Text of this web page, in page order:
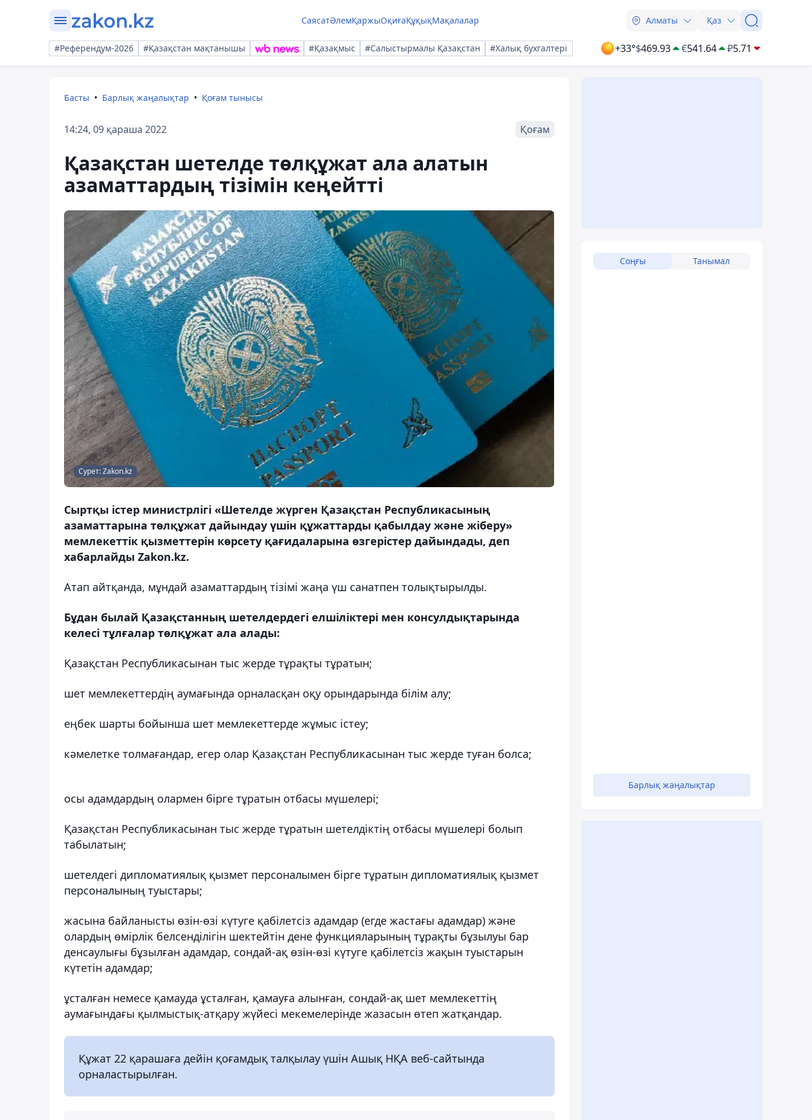
СаясатӘлемҚаржыОқиғаҚұқықМақалалар Алматы Қаз
#Референдум-2026 #Қазақстан мақтанышы #Қазақмыс #Салыстырмалы Қазақстан #Халық бухгалтері +33°$469.93 €541.64 ₽5.71
Басты Барлық жаңалықтар Қоғам тынысы
14:24, 09 қараша 2022 Қоғам
Қазақстан шетелде төлқұжат ала алатын
азаматтардың тізімін кеңейтті
Сурет: Zakon.kz
Сыртқы істер министрлігі «Шетелде жүрген Қазақстан Республикасының
азаматтарына төлқұжат дайындау үшін құжаттарды қабылдау және жіберу»
мемлекеттік қызметтерін көрсету қағидаларына өзгерістер дайындады, деп
хабарлайды Zakon.kz.
Атап айтқанда, мұндай азаматтардың тізімі жаңа үш санатпен толықтырылды.
Бұдан былай Қазақстанның шетелдердегі елшіліктері мен консулдықтарында
келесі тұлғалар төлқұжат ала алады:
Қазақстан Республикасынан тыс жерде тұрақты тұратын;
шет мемлекеттердің аумағында орналасқан оқу орындарында білім алу;
еңбек шарты бойынша шет мемлекеттерде жұмыс істеу;
кәмелетке толмағандар, егер олар Қазақстан Республикасынан тыс жерде туған болса;
осы адамдардың олармен бірге тұратын отбасы мүшелері;
Қазақстан Республикасынан тыс жерде тұратын шетелдіктің отбасы мүшелері болып
табылатын;
шетелдегі дипломатиялық қызмет персоналымен бірге тұратын дипломатиялық қызмет
персоналының туыстары;
жасына байланысты өзін-өзі күтуге қабілетсіз адамдар (егде жастағы адамдар) және
олардың өмірлік белсенділігін шектейтін дене функцияларының тұрақты бұзылуы бар
денсаулығы бұзылған адамдар, сондай-ақ өзін-өзі күтуге қабілетсіз жақын туыстарын
күтетін адамдар;
ұсталған немесе қамауда ұсталған, қамауға алынған, сондай-ақ шет мемлекеттің
аумағындағы қылмыстық-атқару жүйесі мекемелерінде жазасын өтеп жатқандар.
Құжат 22 қарашаға дейін қоғамдық талқылау үшін Ашық НҚА веб-сайтында
орналастырылған.
Соңғы Танымал
Барлық жаңалықтар